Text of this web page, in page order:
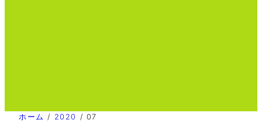
ホーム / 2020 / 07